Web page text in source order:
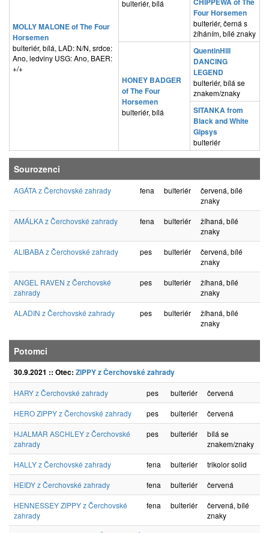
MOLLY MALONE of The Four
Horsemen
bulteriér, bílá, LAD: N/N, srdce:
Ano, ledviny USG: Ano, BAER:
+/+
bulteriér, bílá
Four Horsemen
bulteriér, černá s
žíháním, bílé znaky
HONEY BADGER
of The Four
Horsemen
bulteriér, bílá
QuentinHill
DANCING
LEGEND
bulteriér, bílá se
znakem/znaky
SITANKA from
Black and White
Gipsys
bulteriér
Sourozenci
AGÁTA z Čerchovské zahrady fena bulteriér
červená, bílé
znaky
AMÁLKA z Čerchovské zahrady
fena bulteriér
žíhaná, bílé
znaky
ALIBABA z Čerchovské zahrady
pes bulteriér
červená, bílé
znaky
ANGEL RAVEN z Čerchovské
zahrady
pes bulteriér
žíhaná, bílé
znaky
ALADIN z Čerchovské zahrady
pes bulteriér
žíhaná, bílé
znaky
Potomci
30.9.2021 :: Otec: ZIPPY z Čerchovské zahrady
HARY z Čerchovské zahrady pes bulteriér
červená
HERO ZIPPY z Čerchovské zahrady
pes bulteriér
červená
HJALMAR ASCHLEY z Čerchovské
zahrady
pes bulteriér
bílá se
znakem/znaky
HALLY z Čerchovské zahrady
fena bulteriér
trikolor solid
HEIDY z Čerchovské zahrady
fena bulteriér
červená
HENNESSEY ZIPPY z Čerchovské
zahrady
fena bulteriér
červená, bílé
znaky